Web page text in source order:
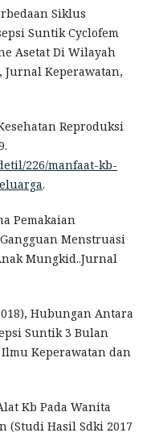
Siklus
Suntik Cyclofem
Asetat Di Wilayah
Jurnal Keperawatan,
Reproduksi
226/manfaat-kb-
.
Pemakaian
Menstruasi
Mungkid..Jurnal
Hubungan Antara
Suntik 3 Bulan
Keperawatan dan
Kb Pada Wanita
(Studi Hasil Sdki 2017